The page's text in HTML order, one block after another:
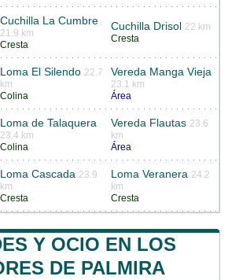
Cuchilla La Cumbre
21.9 km
Cresta
Cuchilla Drisol
22 km
Cresta
Loma El Silendo 22.7
km
Colina
Vereda Manga Vieja
23.1 km
Área
Loma de Talaquera
23.4 km
Colina
Vereda Flautas 23.6
km
Área
Loma Cascada 23.9
km
Cresta
Loma Veranera 24.2
km
Cresta
Y OCIO EN LOS
DE PALMIRA